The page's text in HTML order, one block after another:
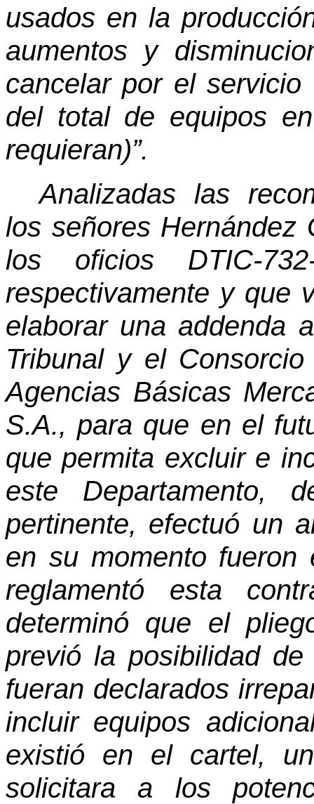
usados en la
aumentos y
cancelar por el
del total de equipos
requieran)”.
Analizadas las
los señores Hernández
los oficios DTIC-
respectivamente y que
elaborar una addenda
Tribunal y el
Agencias Básicas
S.A., para que en el
que permita excluir e
este Departamento,
pertinente, efectuó un
en su momento fueron
reglamentó esta
determinó que el
previó la posibilidad
fueran declarados
incluir equipos
existió en el cartel,
solicitara a los